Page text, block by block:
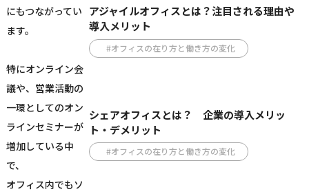
にもつながってい
ます。
特にオンライン会
議や、営業活動の
一環としてのオン
ラインセミナーが
増加している中
で、
オフィス内でもソ
アジャイルオフィスとは？注目される理由や
導入メリット
#オフィスの在り方と働き方の変化
シェアオフィスとは？ 企業の導入メリッ
ト・デメリット
#オフィスの在り方と働き方の変化